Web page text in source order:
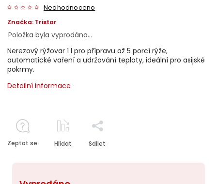
Neohodnoceno
Značka: Tristar
Položka byla vyprodána…
Nerezový rýžovar 1 l pro přípravu až 5 porcí rýže,
automatické vaření a udržování teploty, ideální pro asijské
pokrmy.
Detailní informace
Zeptat se Hlídat Sdílet